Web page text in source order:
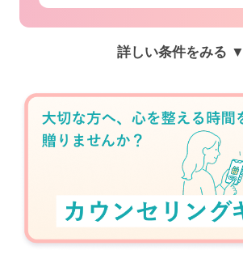
詳しい条件をみる ▼